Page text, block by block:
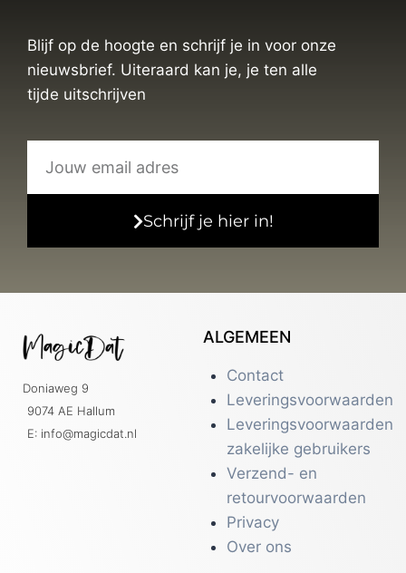
Blijf op de hoogte en schrijf je in voor onze
nieuwsbrief. Uiteraard kan je, je ten alle
tijde uitschrijven
Schrijf je hier in!
Doniaweg 9
9074 AE Hallum
E: info@magicdat.nl
ALGEMEEN
Contact
Leveringsvoorwaarden
Leveringsvoorwaarden
zakelijke gebruikers
Verzend- en
retourvoorwaarden
Privacy
Over ons